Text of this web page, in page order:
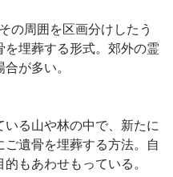
の周囲を区画分けしたう
を埋葬する形式。郊外の霊
が多い。
る山や林の中で、新たに
遺骨を埋葬する方法。自
もあわせもっている。